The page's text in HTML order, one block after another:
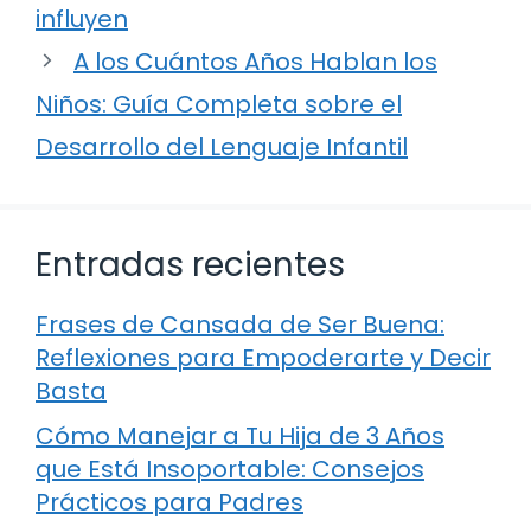
influyen
A los Cuántos Años Hablan los
Niños: Guía Completa sobre el
Desarrollo del Lenguaje Infantil
Entradas recientes
Frases de Cansada de Ser Buena:
Reflexiones para Empoderarte y Decir
Basta
Cómo Manejar a Tu Hija de 3 Años
que Está Insoportable: Consejos
Prácticos para Padres